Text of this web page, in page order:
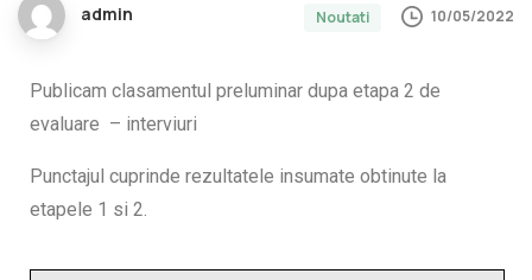
admin Noutati 10/05/2022
Publicam clasamentul preluminar dupa etapa 2 de
evaluare – interviuri
Punctajul cuprinde rezultatele insumate obtinute la
etapele 1 si 2.